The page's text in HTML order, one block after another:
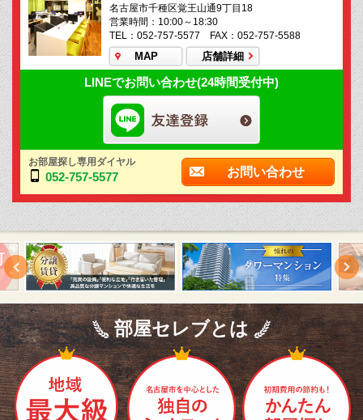
名古屋市千種区覚王山通9丁目18
営業時間：10:00～18:30
TEL：052-757-5577 FAX：052-757-5588
MAP 店舗詳細
LINEでお問い合わせ(24時間受付中)
お部屋探し専用ダイヤル
052-757-5577 お問い合わせ
部屋セレブとは